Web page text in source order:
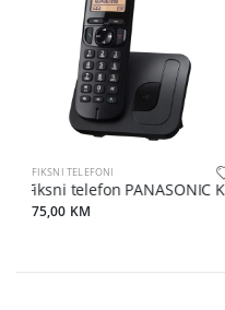
FIKSNI TELEFONI
Fiksni telefon PANASONIC
75,00 KM